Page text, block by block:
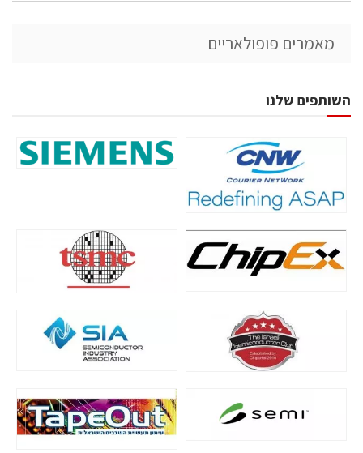
מאמרים פופולאריים
השותפים שלנו